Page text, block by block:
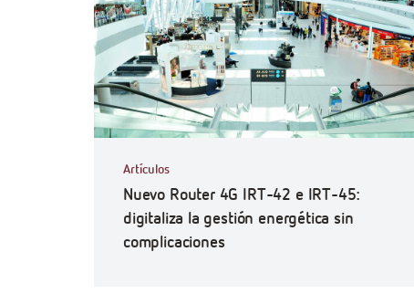
Artículos
Nuevo Router 4G IRT-42 e IRT-45:
digitaliza la gestión energética sin
complicaciones